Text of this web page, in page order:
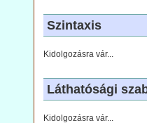
Szintaxis
Kidolgozásra vár...
Láthatósági
Kidolgozásra vár...